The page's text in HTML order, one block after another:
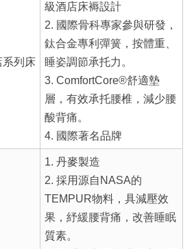
系列床
級酒店床褥設計
2. 國際骨科專家參與研發，
鈦合金專利彈簧，按體重、
睡姿調節承托力。
3. ComfortCore®舒適墊
層，有效承托腰椎，減少腰
酸背痛。
4. 國際著名品牌
1. 丹麥製造
2. 採用源自NASA的
TEMPUR物料，具減壓效
果，紓緩腰背痛，改善睡眠
質素。